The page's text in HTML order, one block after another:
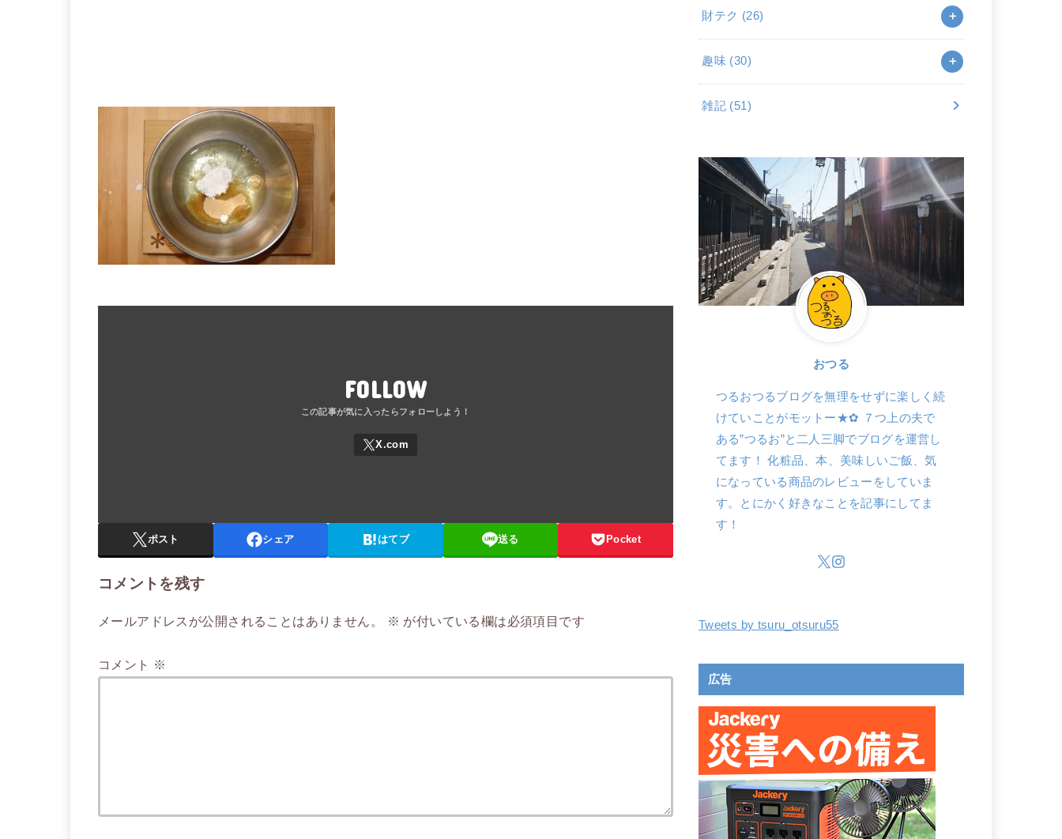
FOLLOW
ポスト シェア はてブ 送る Pocket
コメントを残す
メールアドレスが公開されることはありません。 ※ が付いている欄は必須項目です
コメント ※
財テク (26)
趣味 (30)
雑記 (51)
おつる
つるおつるブログを無理をせずに楽しく続
けていことがモットー★✿ ７つ上の夫で
ある”つるお”と二人三脚でブログを運営し
てます！ 化粧品、本、美味しいご飯、気
になっている商品のレビューをしていま
す。とにかく好きなことを記事にしてま
す！
Tweets by tsuru_otsuru55
広告